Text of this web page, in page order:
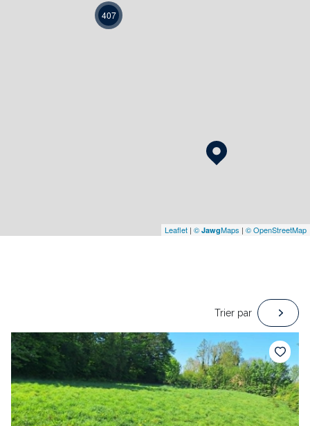
407
Leaflet | © JawgMaps | © OpenStreetMap
Trier par